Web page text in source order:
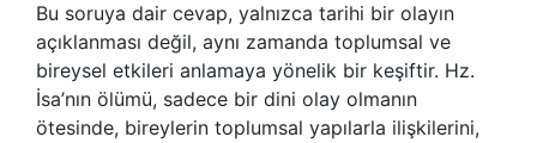
Bu soruya dair cevap, yalnızca tarihi bir olayın
açıklanması değil, aynı zamanda toplumsal ve
bireysel etkileri anlamaya yönelik bir keşiftir. Hz.
İsa’nın ölümü, sadece bir dini olay olmanın
ötesinde, bireylerin toplumsal yapılarla ilişkilerini,